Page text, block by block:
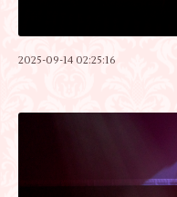
2025-09-14 02:25:16